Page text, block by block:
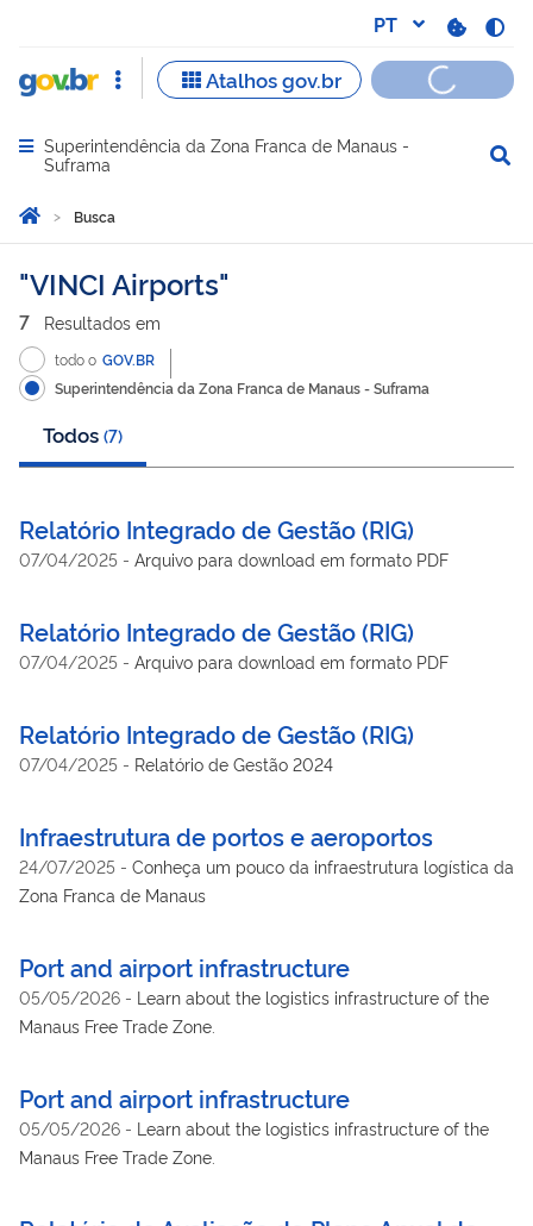
Abrir menu principal de navegação
Superintendência da Zona Franca de Manaus -
Suframa
Você está aqui:
Página Inicial
Busca
Busca
VINCI Airports
7 Resultados em
todo o GOV.BR
Superintendência da Zona Franca de Manaus - Suframa
Todos (7)
Relatório Integrado de Gestão (RIG)
07/04/2025 - Arquivo para download em formato PDF
Relatório Integrado de Gestão (RIG)
07/04/2025 - Arquivo para download em formato PDF
Relatório Integrado de Gestão (RIG)
07/04/2025 - Relatório de Gestão 2024
Infraestrutura de portos e aeroportos
24/07/2025 - Conheça um pouco da infraestrutura logística da
Zona Franca de Manaus
Port and airport infrastructure
05/05/2026 - Learn about the logistics infrastructure of the
Manaus Free Trade Zone.
Port and airport infrastructure
05/05/2026 - Learn about the logistics infrastructure of the
Manaus Free Trade Zone.